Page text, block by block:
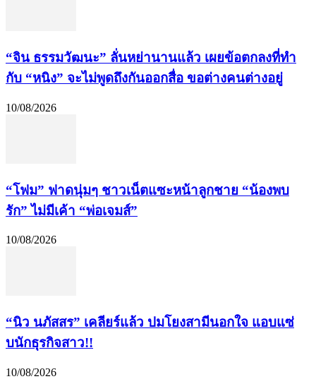
“จิน ธรรมวัฒนะ” ลั่นหย่านานแล้ว เผยข้อตกลงที่ทำ
กับ “หนิง” จะไม่พูดถึงกันออกสื่อ ขอต่างคนต่างอยู่
10/08/2026
“โฟม” ฟาดนุ่มๆ ชาวเน็ตแซะหน้าลูกชาย “น้องพบ
รัก” ไม่มีเค้า “พ่อเจมส์”
10/08/2026
“นิว นภัสสร” เคลียร์แล้ว ปมโยงสามีนอกใจ แอบแซ่
บนักธุรกิจสาว!!
10/08/2026